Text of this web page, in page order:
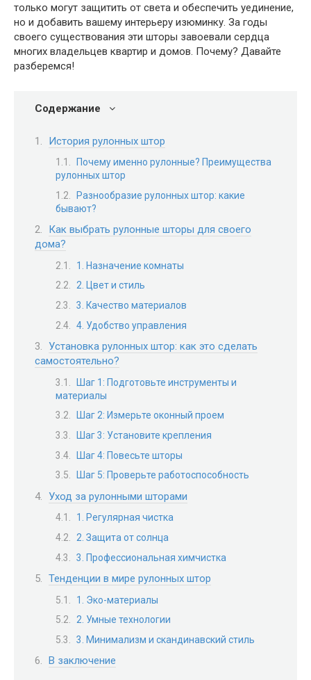
только могут защитить от света и обеспечить уединение,
но и добавить вашему интерьеру изюминку. За годы
своего существования эти шторы завоевали сердца
многих владельцев квартир и домов. Почему? Давайте
разберемся!
Содержание
История рулонных штор
Почему именно рулонные? Преимущества
рулонных штор
Разнообразие рулонных штор: какие
бывают?
Как выбрать рулонные шторы для своего
дома?
1. Назначение комнаты
2. Цвет и стиль
3. Качество материалов
4. Удобство управления
Установка рулонных штор: как это сделать
самостоятельно?
Шаг 1: Подготовьте инструменты и
материалы
Шаг 2: Измерьте оконный проем
Шаг 3: Установите крепления
Шаг 4: Повесьте шторы
Шаг 5: Проверьте работоспособность
Уход за рулонными шторами
1. Регулярная чистка
2. Защита от солнца
3. Профессиональная химчистка
Тенденции в мире рулонных штор
1. Эко-материалы
2. Умные технологии
3. Минимализм и скандинавский стиль
В заключение